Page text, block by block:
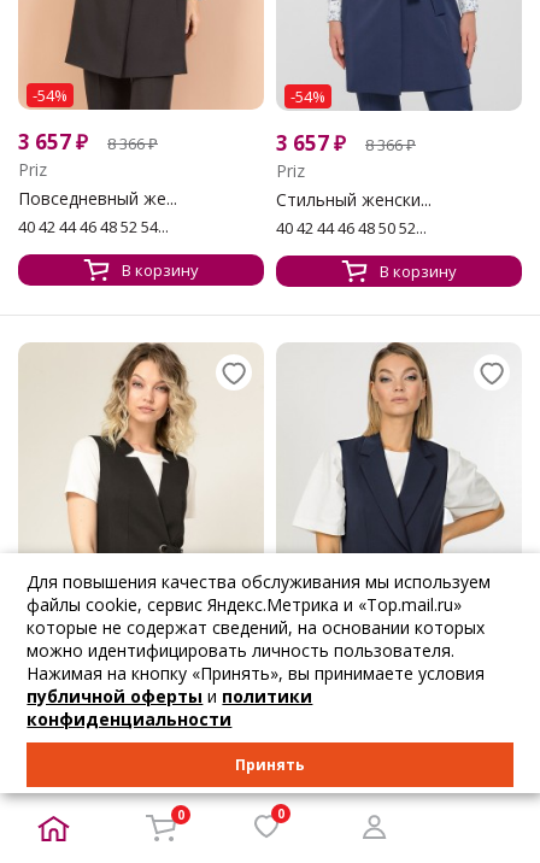
-54%
3 657₽ 8 366₽
Priz
Повседневный же...
40 42 44 46 48 52 54...
В корзину
-54%
3 657₽ 8 366₽
Priz
Стильный женски...
40 42 44 46 48 50 52...
В корзину
-54%
3 375₽ 7 722₽
Модный жилет в...
40 42 44 46 48 50 52...
-54%
3 375₽ 7 722₽
Priz
Оригинальный оф...
40 42 44 46 48 50 52...
Для повышения качества обслуживания мы используем
файлы cookie, сервис Яндекс.Метрика и «Top.mail.ru»
которые не содержат сведений, на основании которых
можно идентифицировать личность пользователя.
Нажимая на кнопку «Принять», вы принимаете условия
публичной оферты и политики
конфиденциальности
Принять
0 0